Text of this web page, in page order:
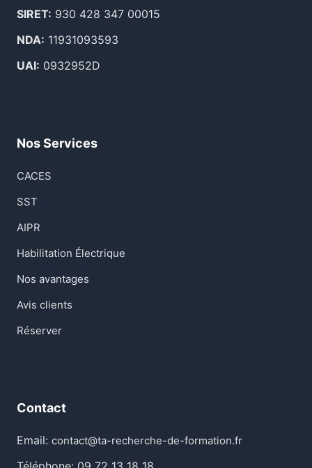
SIRET: 930 428 347 00015
NDA: 11931093593
UAI: 0932952D
Nos Services
CACES
SST
AIPR
Habilitation Électrique
Nos avantages
Avis clients
Réserver
Contact
Email: contact@ta-recherche-de-formation.fr